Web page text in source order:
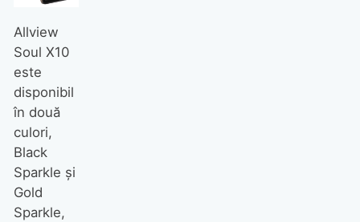
Allview
Soul X10
este
disponibil
în două
culori,
Black
Sparkle și
Gold
Sparkle,